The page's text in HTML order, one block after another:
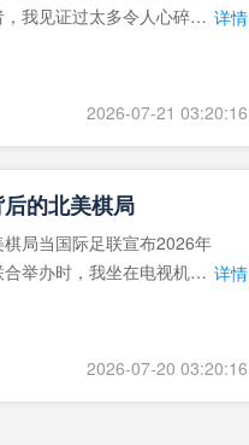
我见证过太多令人心碎的 详情
2026-07-21 03:20:16
的北美棋局
局当国际足联宣布2026年
举办时，我坐在电视机
详情
2026-07-20 03:20:16